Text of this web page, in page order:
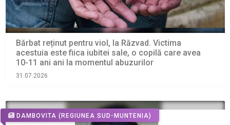
Bărbat reținut pentru viol, la Răzvad. Victima
acestuia este fiica iubitei sale, o copilă care avea
10-11 ani ani la momentul abuzurilor
31.07.2026
DAMBOVITA (REGIUNEA SUD-MUNTENIA)